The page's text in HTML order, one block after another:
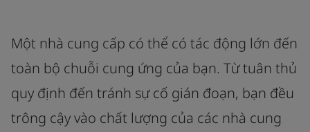
Một nhà cung cấp có thể có tác động lớn đến
toàn bộ chuỗi cung ứng của bạn. Từ tuân thủ
quy định đến tránh sự cố gián đoạn, bạn đều
trông cậy vào chất lượng của các nhà cung